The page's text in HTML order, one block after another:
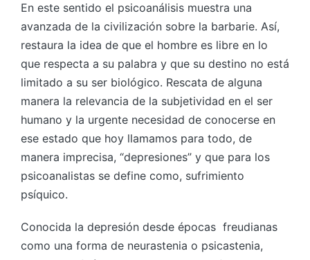
En este sentido el psicoanálisis muestra una
avanzada de la civilización sobre la barbarie. Así,
restaura la idea de que el hombre es libre en lo
que respecta a su palabra y que su destino no está
limitado a su ser biológico. Rescata de alguna
manera la relevancia de la subjetividad en el ser
humano y la urgente necesidad de conocerse en
ese estado que hoy llamamos para todo, de
manera imprecisa, “depresiones” y que para los
psicoanalistas se define como, sufrimiento
psíquico.
Conocida la depresión desde épocas freudianas
como una forma de neurastenia o psicastenia,